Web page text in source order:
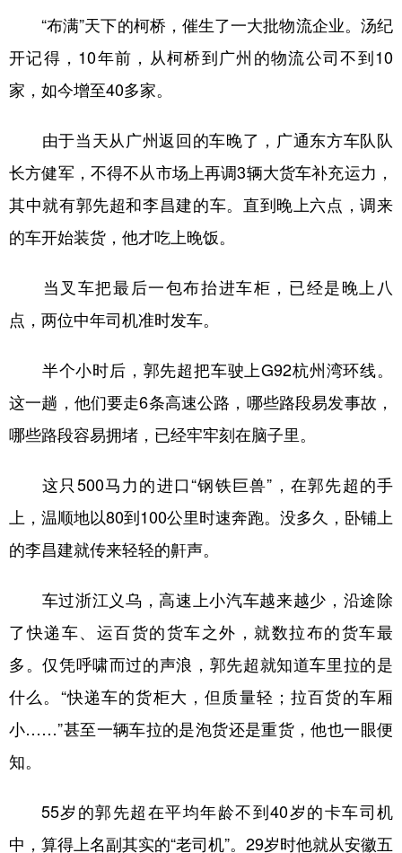
“布满”天下的柯桥，催生了一大批物流企业。汤纪
开记得，10年前，从柯桥到广州的物流公司不到10
家，如今增至40多家。
由于当天从广州返回的车晚了，广通东方车队队
长方健军，不得不从市场上再调3辆大货车补充运力，
其中就有郭先超和李昌建的车。直到晚上六点，调来
的车开始装货，他才吃上晚饭。
当叉车把最后一包布抬进车柜，已经是晚上八
点，两位中年司机准时发车。
半个小时后，郭先超把车驶上G92杭州湾环线。
这一趟，他们要走6条高速公路，哪些路段易发事故，
哪些路段容易拥堵，已经牢牢刻在脑子里。
这只500马力的进口“钢铁巨兽”，在郭先超的手
上，温顺地以80到100公里时速奔跑。没多久，卧铺上
的李昌建就传来轻轻的鼾声。
车过浙江义乌，高速上小汽车越来越少，沿途除
了快递车、运百货的货车之外，就数拉布的货车最
多。仅凭呼啸而过的声浪，郭先超就知道车里拉的是
什么。“快递车的货柜大，但质量轻；拉百货的车厢
小……”甚至一辆车拉的是泡货还是重货，他也一眼便
知。
55岁的郭先超在平均年龄不到40岁的卡车司机
中，算得上名副其实的“老司机”。29岁时他就从安徽五